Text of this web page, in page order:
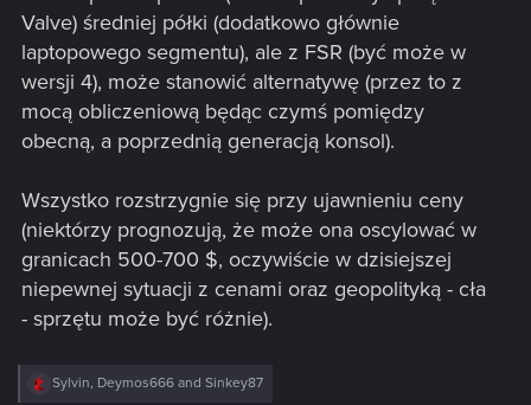
I kończę ten wpis parafrazą z jednego filmu co mi wujek
wysłał - na co się pan tak śpieszysz, śmierci pan nie
uciekniesz! - i to samo myślę w kwestii finansowej człowieka
=) .
Valve) średniej półki (dodatkowo głównie
laptopowego segmentu), ale z FSR (być może w
wersji 4), może stanowić alternatywę (przez to z
mocą obliczeniową będąc czymś pomiędzy
obecną, a poprzednią generacją konsol).
Wszystko rozstrzygnie się przy ujawnieniu ceny
(niektórzy prognozują, że może ona oscylować w
granicach 500-700 $, oczywiście w dzisiejszej
niepewnej sytuacji z cenami oraz geopolityką - cła
- sprzętu może być różnie).
R
Sylvin, Deymos666 and Sinkey87